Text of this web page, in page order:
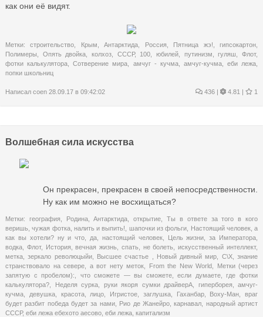
как они её видят.
Метки:строительство Крым ,Антарктида Россия Пятница жэ! ,гипсокартон
Полимеры
Опять двойка ,колхоз СССР, 100 ,юбилей путинизм ,гуляш ,Флот,
фотки калькулятора ,Сотверение мира амчуг - кучма, амчуг-кучма, еби лежа
попки школьниц
Написал coen 28.09.17 в 09:42:02 436 | 4.81 | 1
Волшебная сила искусства
Он прекрасен, прекрасен в своей непосредственности.
Ну как им можно не восхищаться?
Метки: география Родина,Антарктида ,открытие ,Ты в ответе за того в кого
веришь ,чужая фотка, налить и выпить! шапочки из фольги Настоящий человек,а
как вы хотели? ну и что
да настоящий человек, Цель жизни ,за Императора
водка
Флот, История ,вечная жизнь спать не болеть ,искусственный интеллект,
метка ,зеркало революцыйи, Высшее счастье Новый дивный мир С\Х,знание
странствовало на севере
а вот нету меток From the New World
Метки (через
запятую с пробелом):
что сможете — вы сможете,если думаете,где фотки
калькулятора?
Неделя сурка руки якоря сумки драйверА гиперборея
амчуг-
кучма
девушка, красота, лицо Игристое заглушка, Гаханбар, Воху-Ман
враг
будет разбит победа будет за нами, Рио де Жанейро,карнавал
народный артист
СССР, еби лежа ебехото аесово еби лежа капитализм